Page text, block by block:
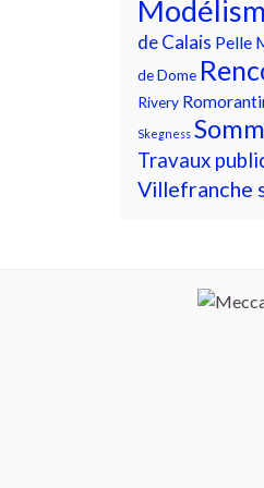
de Calais Pelle
de Dome
Rivery
Skegness
Travaux
Villefranche